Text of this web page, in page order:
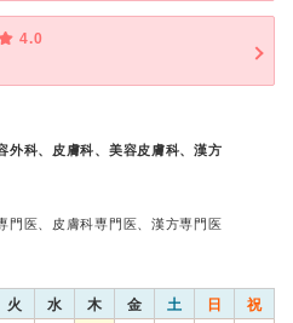
4.0
外科、皮膚科、美容皮膚科、漢方
門医、皮膚科専門医、漢方専門医
火 水 木 金 土 日 祝